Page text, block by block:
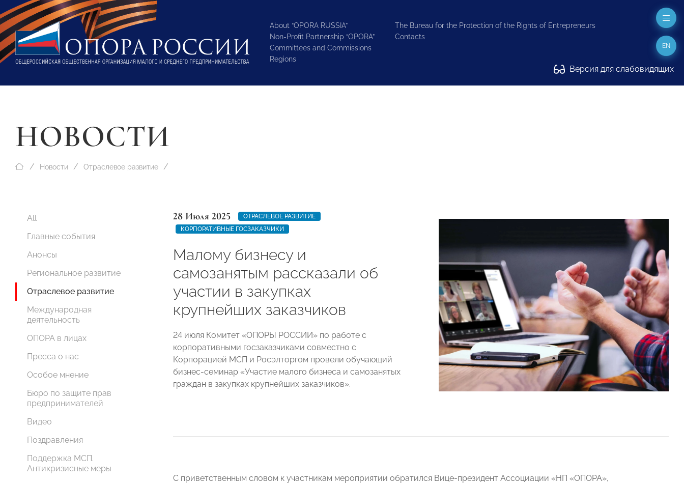
About “OPORA RUSSIA”
Non-Profit Partnership “OPORA”
Committees and Commissions
Regions
The Bureau for the Protection of the Rights of Entrepreneurs
Contacts
Версия для слабовидящих
EN
НОВОСТИ
Новости Отраслевое развитие
All
Главные события
Анонсы
Региональное развитие
Отраслевое развитие
Международная
деятельность
ОПОРА в лицах
Пресса о нас
Особое мнение
Бюро по защите прав
предпринимателей
Видео
Поздравления
Поддержка МСП.
Антикризисные меры
28 Июля 2025
ОТРАСЛЕВОЕ РАЗВИТИЕ
КОРПОРАТИВНЫЕ ГОСЗАКАЗЧИКИ
Малому бизнесу и
самозанятым рассказали об
участии в закупках
крупнейших заказчиков
24 июля Комитет «ОПОРЫ РОССИИ» по работе с
корпоративными госзаказчиками совместно с
Корпорацией МСП и Росэлторгом провели обучающий
бизнес-семинар «Участие малого бизнеса и самозанятых
граждан в закупках крупнейших заказчиков».
С приветственным словом к участникам мероприятии обратился Вице-президент Ассоциации «НП «ОПОРА»,